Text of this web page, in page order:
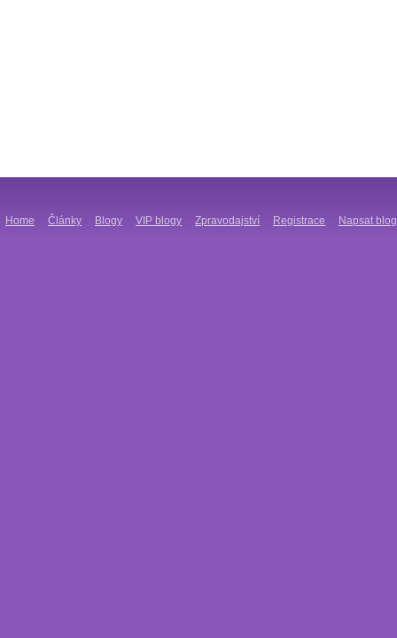
Home Články Blogy VIP blogy Zpravodajství Registrace Napsat blog